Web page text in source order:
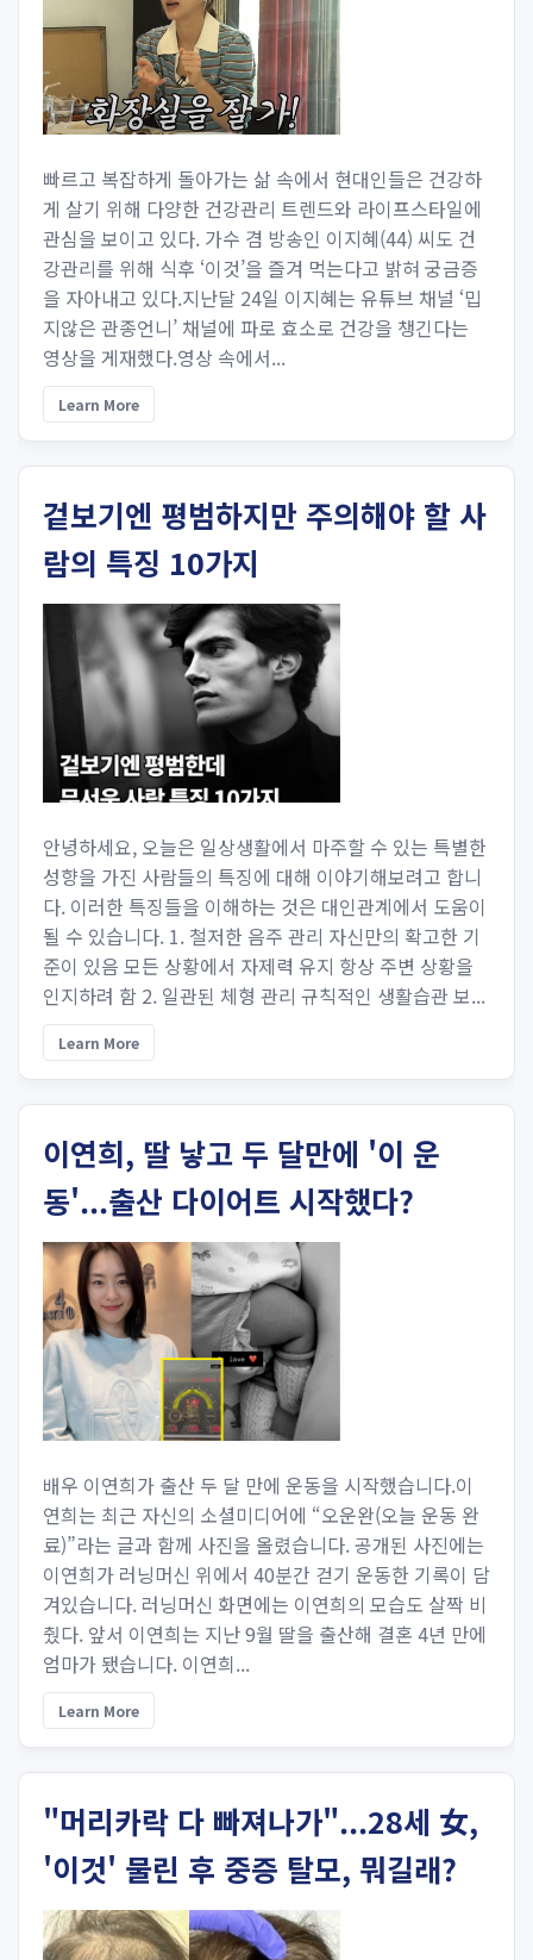
빠르고 복잡하게 돌아가는 삶 속에서 현대인들은 건강하
게 살기 위해 다양한 건강관리 트렌드와 라이프스타일에
관심을 보이고 있다. 가수 겸 방송인 이지혜(44) 씨도 건
강관리를 위해 식후 ‘이것’을 즐겨 먹는다고 밝혀 궁금증
을 자아내고 있다.지난달 24일 이지혜는 유튜브 채널 ‘밉
지않은 관종언니’ 채널에 파로 효소로 건강을 챙긴다는
영상을 게재했다.영상 속에서...
Learn More
겉보기엔 평범하지만 주의해야 할 사
람의 특징 10가지
안녕하세요, 오늘은 일상생활에서 마주할 수 있는 특별한
성향을 가진 사람들의 특징에 대해 이야기해보려고 합니
다. 이러한 특징들을 이해하는 것은 대인관계에서 도움이
될 수 있습니다. 1. 철저한 음주 관리 자신만의 확고한 기
준이 있음 모든 상황에서 자제력 유지 항상 주변 상황을
인지하려 함 2. 일관된 체형 관리 규칙적인 생활습관 보...
Learn More
이연희, 딸 낳고 두 달만에 '이 운
동'...출산 다이어트 시작했다?
배우 이연희가 출산 두 달 만에 운동을 시작했습니다.이
연희는 최근 자신의 소셜미디어에 “오운완(오늘 운동 완
료)”라는 글과 함께 사진을 올렸습니다. 공개된 사진에는
이연희가 러닝머신 위에서 40분간 걷기 운동한 기록이 담
겨있습니다. 러닝머신 화면에는 이연희의 모습도 살짝 비
췄다. 앞서 이연희는 지난 9월 딸을 출산해 결혼 4년 만에
엄마가 됐습니다. 이연희...
Learn More
"머리카락 다 빠져나가"...28세 女,
'이것' 물린 후 중증 탈모, 뭐길래?